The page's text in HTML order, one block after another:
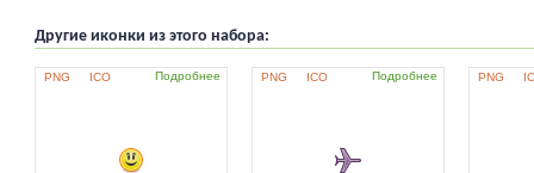
Другие иконки из этого набора:
PNG ICO Подробнее PNG ICO Подробнее PNG